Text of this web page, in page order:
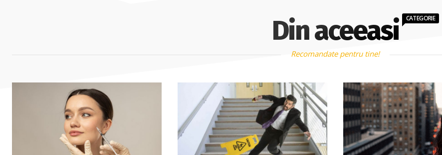
Din aceeasi CATEGORIE
Recomandate pentru tine!